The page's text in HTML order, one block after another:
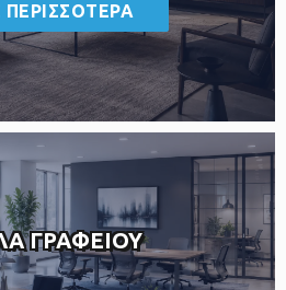
ΠΕΡΙΣΣΟΤΕΡΑ
ΓΡΑΦΕΙΟΥ